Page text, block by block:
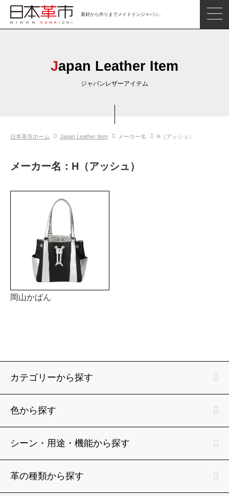
素材から作りまでメイドインジャパン。
革市通信
閲覧したアイテム
Japan Leather Item
ジャパンレザーアイテム
日本革市ホーム Japan Leather Item メーカー名 H（アッシュ）
メーカー名：H（アッシュ）
岡山かばん
カテゴリーから探す
色から探す
シーン・用途・機能から探す
革の種類から探す